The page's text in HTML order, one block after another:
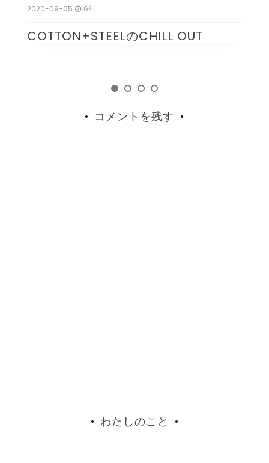
2020-09-05 6年
COTTON+STEELのCHILL OUT
コメントを残す
わたしのこと